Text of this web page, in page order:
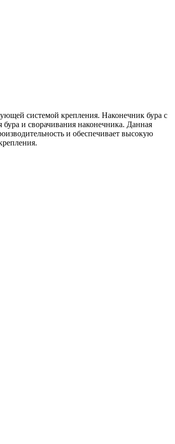
системой крепления. Наконечник бура с
бура и сворачивания наконечника. Данная
и обеспечивает высокую